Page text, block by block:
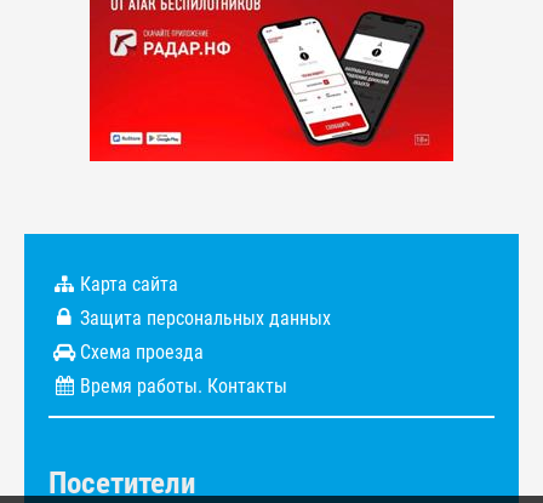
Карта сайта
Защита персональных данных
Схема проезда
Время работы. Контакты
Посетители